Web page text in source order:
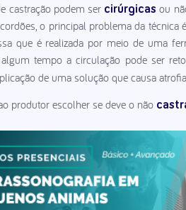
castração podem ser cirúrgicas ou
o principal problema da técnica
que é realizada por meio de uma
tempo a circulação pode ser
de uma solução que causa
produtor escolher se deve o não